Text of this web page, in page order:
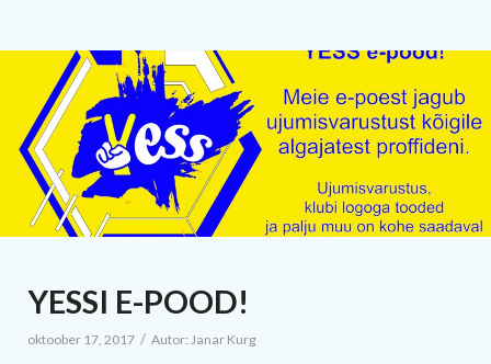
YESSI E-POOD!
oktoober 17, 2017 / Autor: Janar Kurg